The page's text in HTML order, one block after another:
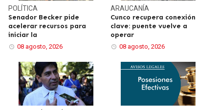
POLÍTICA
Senador Becker pide
acelerar recursos para
iniciar la
08 agosto, 2026
ARAUCANÍA
Cunco recupera conexión
clave: puente vuelve a
operar
08 agosto, 2026